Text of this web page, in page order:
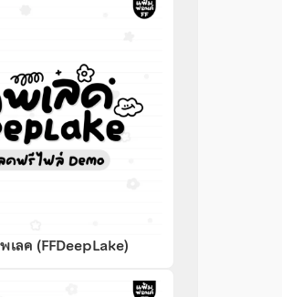
ลค (FFDeepLake)